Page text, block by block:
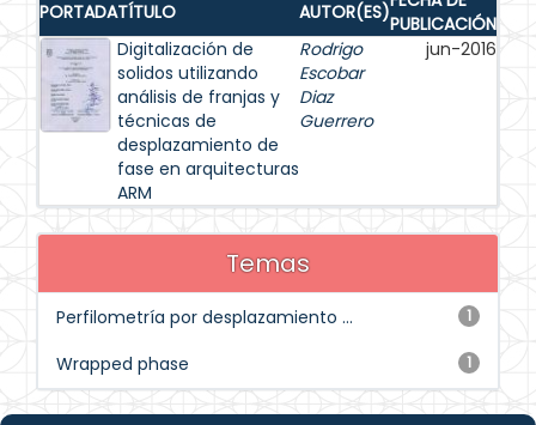
PORTADATÍTULO AUTOR(ES)PUBLICACIÓN
Digitalización de
solidos utilizando
análisis de franjas y
técnicas de
desplazamiento de
fase en arquitecturas
ARM
Rodrigo
Escobar
Diaz
Guerrero
jun-2016
Temas
1
Perfilometría por desplazamiento ...
1
Wrapped phase